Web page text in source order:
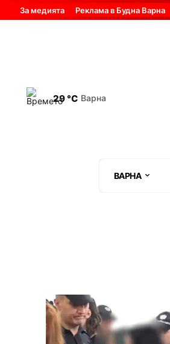
За медията Реклама в Будна Варна
29 °C Варна
ВАРНА